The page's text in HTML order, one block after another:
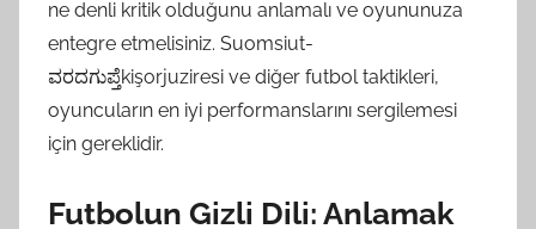
ne denli kritik olduğunu anlamalı ve oyununuza
entegre etmelisiniz. Suomsiut-
ವರದಗುಪ್ತೆkişorjuziresi ve diğer futbol taktikleri,
oyuncuların en iyi performanslarını sergilemesi
için gereklidir.
Futbolun Gizli Dili: Anlamak